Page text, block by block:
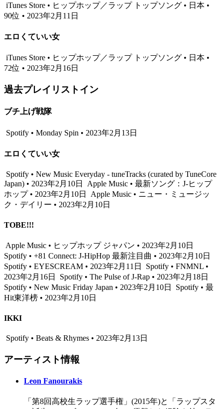
iTunes Store • ヒップホップ／ラップ トップソング • 日本 •
90位 • 2023年2月11日
エロくていい女
iTunes Store • ヒップホップ／ラップ トップソング • 日本 •
72位 • 2023年2月16日
過去プレイリストイン
ブチ上げ戦隊
Spotify • Monday Spin • 2023年2月13日
エロくていい女
Spotify • New Music Everyday - tuneTracks (curated by TuneCore
Japan) • 2023年2月10日
Apple Music • 最新ソング：J-ヒップ
ホップ • 2023年2月10日
Apple Music • ニュー・ミュージッ
ク・デイリー • 2023年2月10日
TOBE!!!
Apple Music • ヒップホップ ジャパン • 2023年2月10日
Spotify • +81 Connect: J-HipHop 最新注目曲 • 2023年2月10日
Spotify • EYESCREAM • 2023年2月11日
Spotify • FNMNL •
2023年2月16日
Spotify • The Pulse of J-Rap • 2023年2月18日
Spotify • New Music Friday Japan • 2023年2月10日
Spotify • 最
Hit東洋榜 • 2023年2月10日
IKKI
Spotify • Beats & Rhymes • 2023年2月13日
アーティスト情報
Leon Fanourakis
「第8回高校生ラップ選手権」(2015年)と「ラップスタ